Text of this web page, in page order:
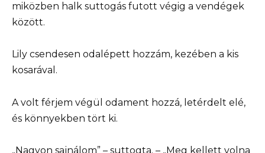
miközben halk suttogás futott végig a vendégek
között.
Lily csendesen odalépett hozzám, kezében a kis
kosarával.
A volt férjem végül odament hozzá, letérdelt elé,
és könnyekben tört ki.
„Nagyon sajnálom” – suttogta. – „Meg kellett volna